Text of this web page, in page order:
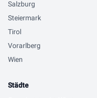
Salzburg
Steiermark
Tirol
Vorarlberg
Wien
Städte